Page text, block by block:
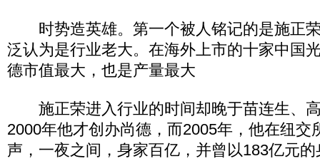
时势造英雄。第一个被人铭记的是施正
泛认为是行业老大。在海外上市的十家中国
德市值最大，也是产量最大
施正荣进入行业的时间却晚于苗连生、
2000年他才创办尚德，而2005年，他在纽交
声，一夜之间，身家百亿，并曾以183亿元